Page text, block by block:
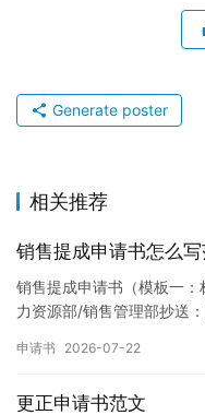
Generate poster
相关推荐
销售提成申请书怎么
销售提成申请书（模板一
力资源部/销售管理部抄送
申请书 2026-07-22
更正申请书范文